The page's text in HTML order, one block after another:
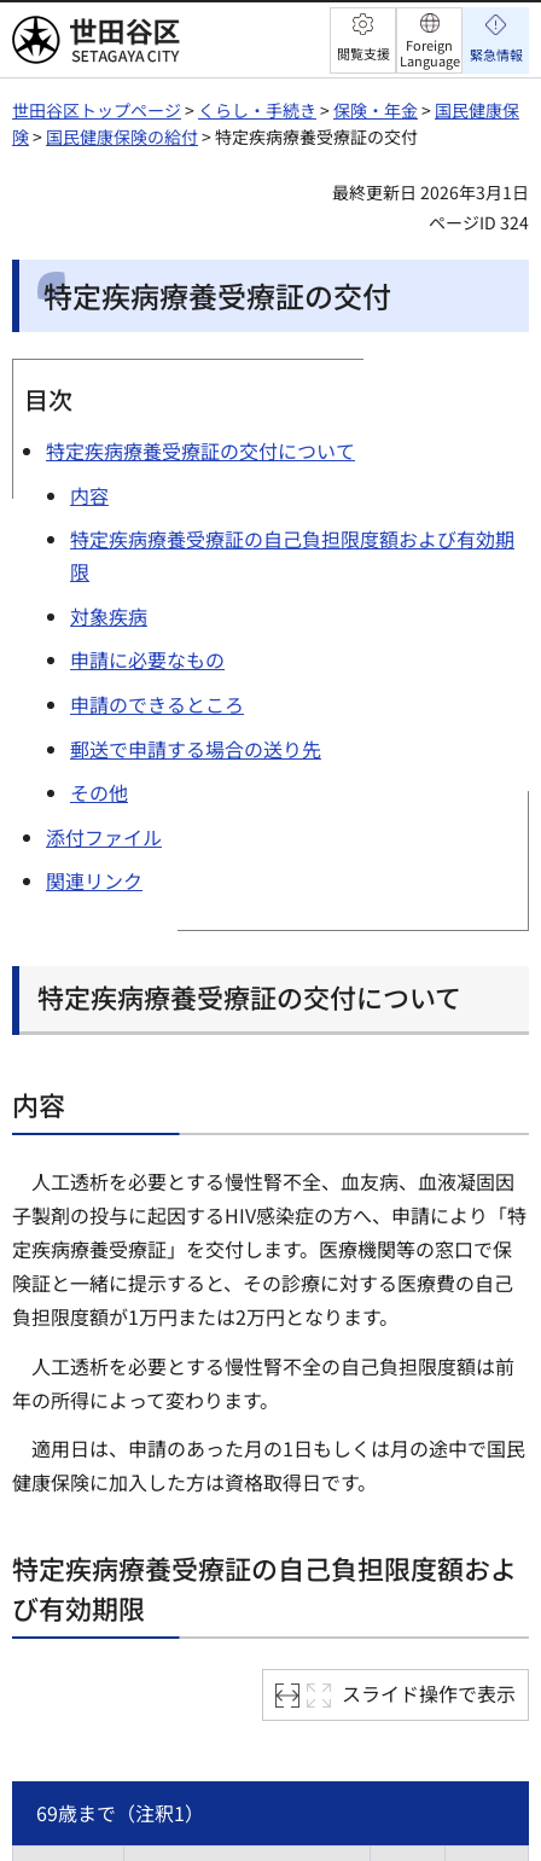
世田谷区 閲覧支援
Foreign
Language 緊急情報
世田谷区トップページ > くらし・手続き >保険・年金> 国民健康保
険> 国民健康保険の給付> 特定疾病療養受療証の交付
最終更新日 2026年3月1日
ページID 324
特定疾病療養受療証の交付
目次
特定疾病療養受療証の交付について
内容
特定疾病療養受療証の自己負担限度額および有効期
限
対象疾病
申請に必要なもの
申請のできるところ
郵送で申請する場合の送り先
その他
添付ファイル
関連リンク
特定疾病療養受療証の交付について
内容
人工透析を必要とする慢性腎不全、血友病、血液凝固因
子製剤の投与に起因するHIV感染症の方へ、申請により「特
定疾病療養受療証」を交付します。医療機関等の窓口で保
険証と一緒に提示すると、その診療に対する医療費の自己
負担限度額が1万円または2万円となります。
人工透析を必要とする慢性腎不全の自己負担限度額は前
年の所得によって変わります。
適用日は、申請のあった月の1日もしくは月の途中で国民
健康保険に加入した方は資格取得日です。
特定疾病療養受療証の自己負担限度額およ
び有効期限
スライド操作で表示
69歳まで（注釈1）